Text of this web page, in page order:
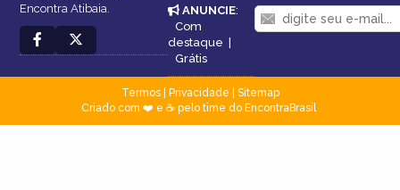
Encontra Atibaia.
ANUNCIE:
Com
destaque |
Grátis
Termos| Privacidade
Sitemap
Criado com ❤️ e ☕ pelo time do EncontraBrasil